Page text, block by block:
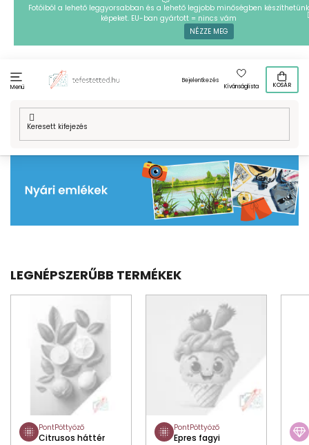
Ugrás
tartalomhoz
Fotóiból a lehető leggyorsabban és a lehető legjobb minőségben készíthetünk
képeket. EU-ban gyártott = nincs vám
NÉZZE MEG
Menü
Bejelentkezés
Kívánságlista
KOSÁR
Kezdőlap
Nyári emlékek
LEGNÉPSZERŰBB TERMÉKEK
PontPöttyöző
Citrusos háttér
PontPöttyöző
Epres fagyi